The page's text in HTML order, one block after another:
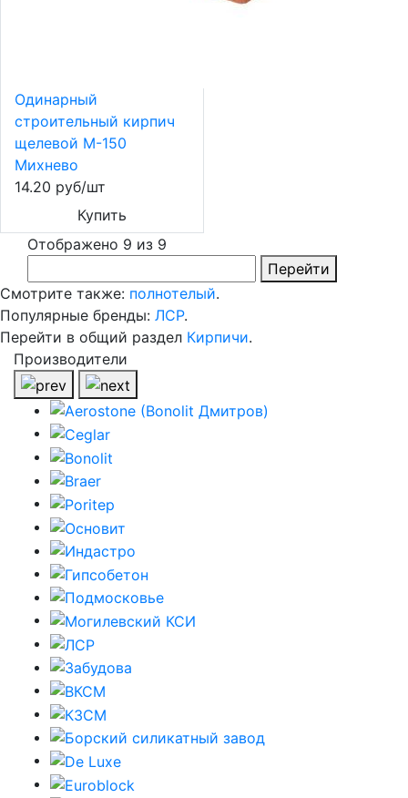
Одинарный
строительный кирпич
щелевой М-150
Михнево
14.20 руб/шт
Купить
Отображено 9 из 9
Перейти
Смотрите также: полнотелый.
Популярные бренды: ЛСР.
Перейти в общий раздел Кирпичи.
Производители